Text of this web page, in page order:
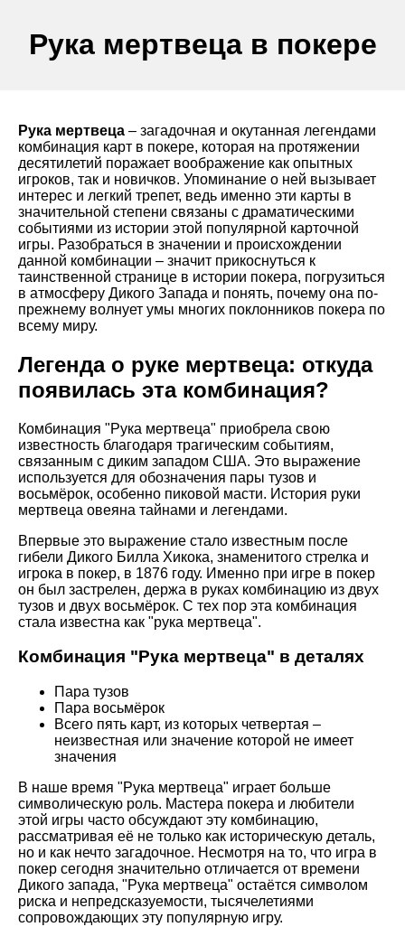
Рука мертвеца в покере
Рука мертвеца – загадочная и окутанная легендами
комбинация карт в покере, которая на протяжении
десятилетий поражает воображение как опытных
игроков, так и новичков. Упоминание о ней вызывает
интерес и легкий трепет, ведь именно эти карты в
значительной степени связаны с драматическими
событиями из истории этой популярной карточной
игры. Разобраться в значении и происхождении
данной комбинации – значит прикоснуться к
таинственной странице в истории покера, погрузиться
в атмосферу Дикого Запада и понять, почему она по-
прежнему волнует умы многих поклонников покера по
всему миру.
Легенда о руке мертвеца: откуда
появилась эта комбинация?
Комбинация "Рука мертвеца" приобрела свою
известность благодаря трагическим событиям,
связанным с диким западом США. Это выражение
используется для обозначения пары тузов и
восьмёрок, особенно пиковой масти. История руки
мертвеца овеяна тайнами и легендами.
Впервые это выражение стало известным после
гибели Дикого Билла Хикока, знаменитого стрелка и
игрока в покер, в 1876 году. Именно при игре в покер
он был застрелен, держа в руках комбинацию из двух
тузов и двух восьмёрок. С тех пор эта комбинация
стала известна как "рука мертвеца".
Комбинация "Рука мертвеца" в деталях
Пара тузов
Пара восьмёрок
Всего пять карт, из которых четвертая –
неизвестная или значение которой не имеет
значения
В наше время "Рука мертвеца" играет больше
символическую роль. Мастера покера и любители
этой игры часто обсуждают эту комбинацию,
рассматривая её не только как историческую деталь,
но и как нечто загадочное. Несмотря на то, что игра в
покер сегодня значительно отличается от времени
Дикого запада, "Рука мертвеца" остаётся символом
риска и непредсказуемости, тысячелетиями
сопровождающих эту популярную игру.